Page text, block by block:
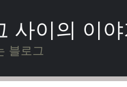
사이의 이야
블로그